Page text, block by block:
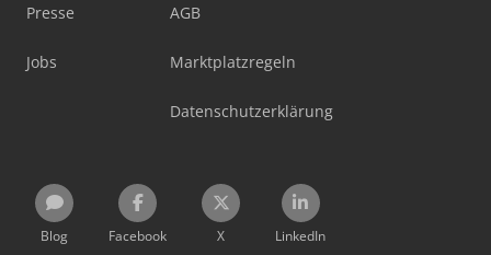
Presse
Jobs
AGB
Marktplatzregeln
Datenschutzerklärung
Blog Facebook X LinkedIn